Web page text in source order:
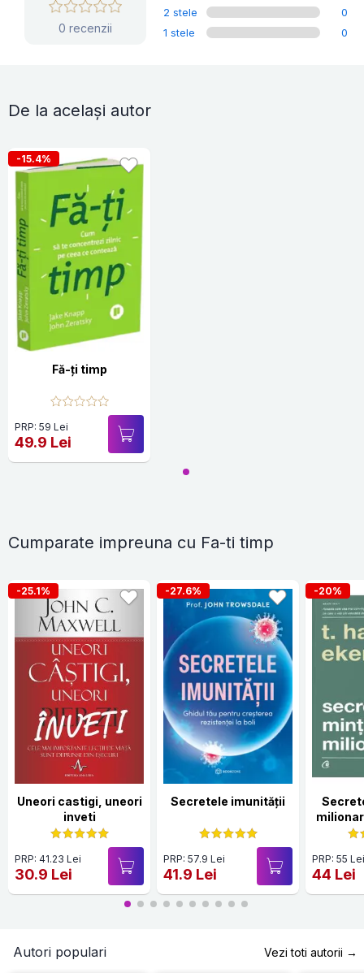
0 recenzii
2 stele
0
1 stele
0
De la același autor
-15.4%
Fă-ți timp
PRP: 59 Lei
49.9 Lei
Cumparate impreuna cu Fa-ti timp
-25.1%
Uneori castigi, uneori
inveti
PRP: 41.23 Lei
30.9 Lei
-27.6%
Secretele imunității
PRP: 57.9 Lei
41.9 Lei
-20%
PRP: 55
44 Lei
Autori populari Vezi toti autorii →